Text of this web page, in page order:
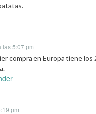
las 5:07 pm
compra en Europa tiene los
pm